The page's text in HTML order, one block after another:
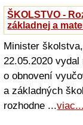
ŠKOLSTVO -
základnej a
Minister
22.05.2020
o obnovení
a základných
rozhodne ...